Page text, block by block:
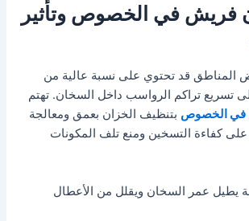
فريش في الخصوص وتأثير
المناطق قد تحتوي على نسبة عالية من
إلى تسريع تراكم الرواسب داخل السخان. تهتم
في الخصوص بتنظيف الخزان بعمق ومعالجة
على كفاءة التسخين ومنع تلف المكونات
يطيل عمر السخان ويقلل من الأعطال